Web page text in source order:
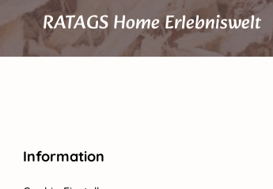
RATAGS Home Erlebniswelt
Information